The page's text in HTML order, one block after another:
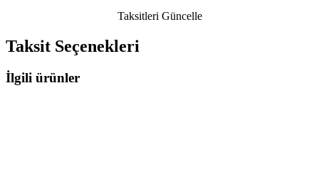
Taksitleri Güncelle
Taksit Seçenekleri
İlgili ürünler